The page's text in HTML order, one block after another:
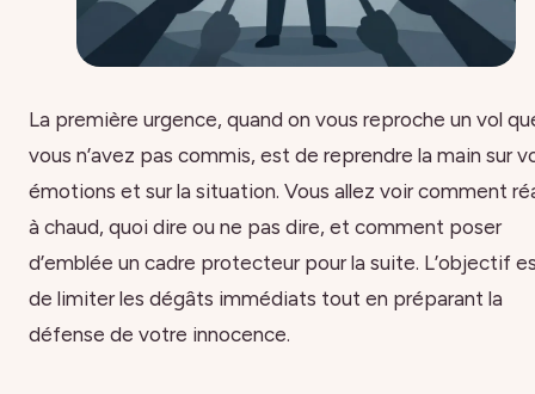
La première urgence, quand on vous reproche un vol
vous n’avez pas commis, est de reprendre la main sur
émotions et sur la situation. Vous allez voir comment
à chaud, quoi dire ou ne pas dire, et comment poser
d’emblée un cadre protecteur pour la suite. L’objectif
de limiter les dégâts immédiats tout en préparant la
défense de votre innocence.